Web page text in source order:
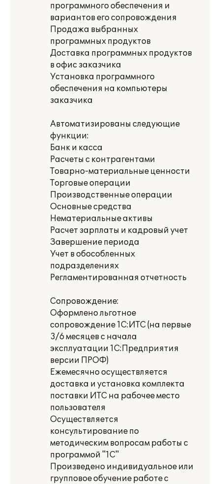
программного обеспечения и
вариантов его сопровождения
Продажа выбранных
программных продуктов
Доставка программных продуктов
в офис заказчика
Установка программного
обеспечения на компьютеры
заказчика
Автоматизированы следующие
функции:
Банк и касса
Расчеты с контрагентами
Товарно-материальные ценности
Торговые операции
Производственные операции
Основные средства
Нематериальные активы
Расчет зарплаты и кадровый учет
Завершение периода
Учет в обособленных
подразделениях
Регламентированная отчетность
Сопровождение:
Оформлено льготное
сопровождение 1С:ИТС (на первые
3/6 месяцев с начала
эксплуатации 1C:Предприятия
версии ПРОФ)
Ежемесячно осуществляется
доставка и установка комплекта
поставки ИТС на рабочее место
пользователя
Осуществляется
консультирование по
методическим вопросам работы с
программой "1C"
Произведено индивидуальное или
групповое обучение работе с